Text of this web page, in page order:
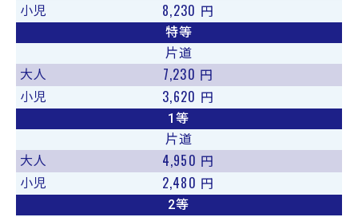
小児
8,230 円
特等
片道
大人
7,230 円
小児
3,620 円
1等
片道
大人
4,950 円
小児
2,480 円
2等